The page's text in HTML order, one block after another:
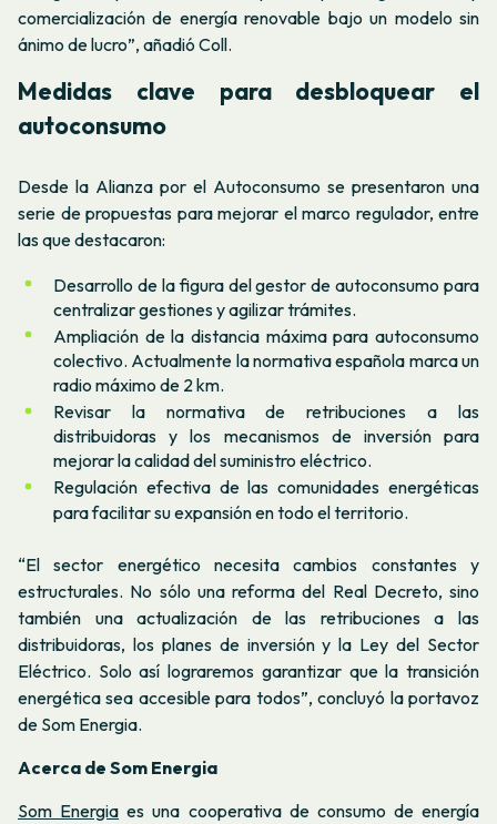
comercialización de energía renovable bajo un modelo sin
ánimo de lucro”, añadió Coll.
Medidas clave para desbloquear el
autoconsumo
Desde la Alianza por el Autoconsumo se presentaron una
serie de propuestas para mejorar el marco regulador, entre
las que destacaron:
Desarrollo de la figura del gestor de autoconsumo para
centralizar gestiones y agilizar trámites.
Ampliación de la distancia máxima para autoconsumo
colectivo. Actualmente la normativa española marca un
radio máximo de 2 km.
Revisar la normativa de retribuciones a las
distribuidoras y los mecanismos de inversión para
mejorar la calidad del suministro eléctrico.
Regulación efectiva de las comunidades energéticas
para facilitar su expansión en todo el territorio.
“El sector energético necesita cambios constantes y
estructurales. No sólo una reforma del Real Decreto, sino
también una actualización de las retribuciones a las
distribuidoras, los planes de inversión y la Ley del Sector
Eléctrico. Solo así lograremos garantizar que la transición
energética sea accesible para todos”, concluyó la portavoz
de Som Energia.
Acerca de Som Energia
Som Energia es una cooperativa de consumo de energía